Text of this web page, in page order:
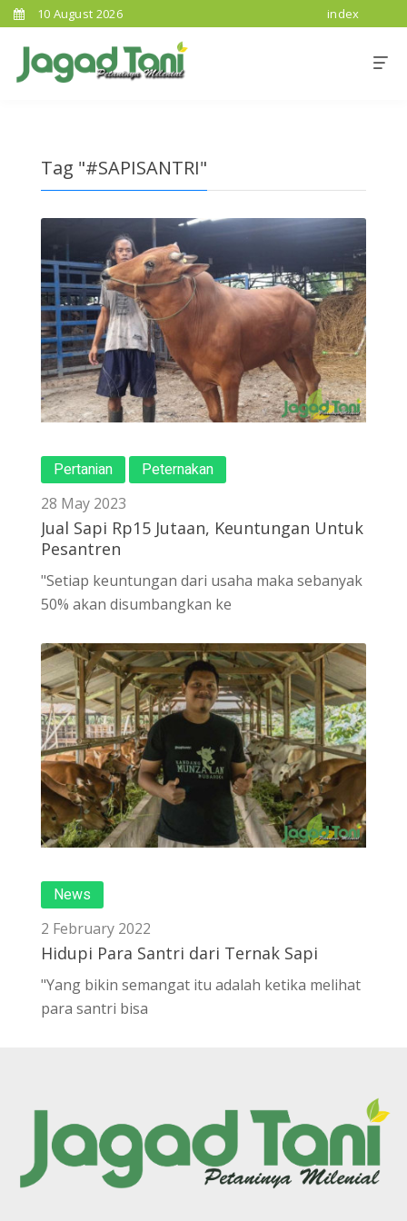
10 August 2026 index
Tag "#SAPISANTRI"
Pertanian Peternakan
28 May 2023
Jual Sapi Rp15 Jutaan, Keuntungan Untuk
Pesantren
"Setiap keuntungan dari usaha maka sebanyak
50% akan disumbangkan ke
News
2 February 2022
Hidupi Para Santri dari Ternak Sapi
"Yang bikin semangat itu adalah ketika melihat
para santri bisa